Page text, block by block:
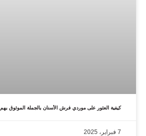
كيفية العثور على موردي فرش الأسنان بالجملة الموثوق بهم
7 فبراير، 2025